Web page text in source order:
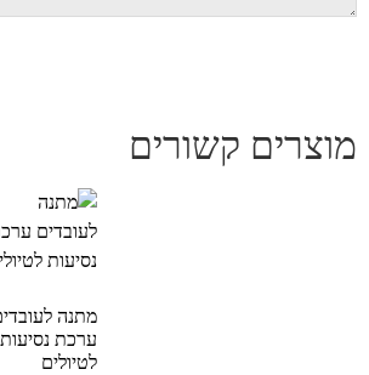
מוצרים קשורים
מתנה לעובדים
ערכת נסיעות
לטיולים